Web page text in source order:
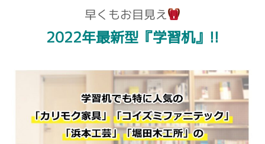
早くもお目見え
2022年最新型『学習机』!!